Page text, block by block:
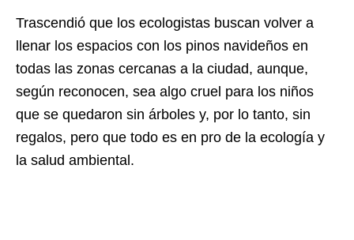
Trascendió que los ecologistas buscan volver a
llenar los espacios con los pinos navideños en
todas las zonas cercanas a la ciudad, aunque,
según reconocen, sea algo cruel para los niños
que se quedaron sin árboles y, por lo tanto, sin
regalos, pero que todo es en pro de la ecología y
la salud ambiental.